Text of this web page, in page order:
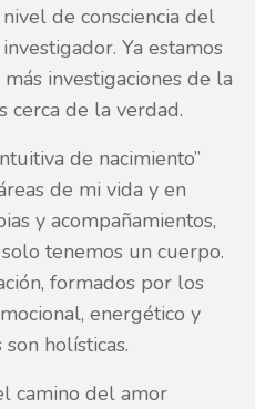
de consciencia del
Ya estamos
investigaciones de la
cerca de la verdad.
de nacimiento”
de mi vida y en
y acompañamientos,
tenemos un cuerpo.
formados por los
energético y
holísticas.
camino del amor